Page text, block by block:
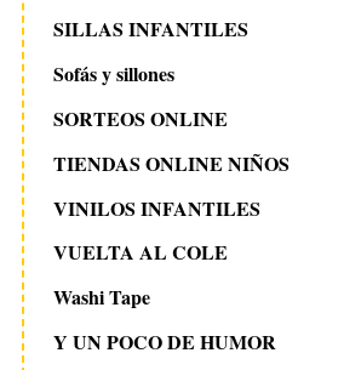
SILLAS INFANTILES
Sofás y sillones
SORTEOS ONLINE
TIENDAS ONLINE NIÑOS
VINILOS INFANTILES
VUELTA AL COLE
Washi Tape
Y UN POCO DE HUMOR